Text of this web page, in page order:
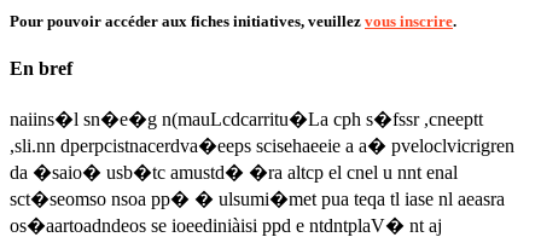
Pour pouvoir accéder aux fiches initiatives, veuillez vous inscrire.
En bref
naiins�l sn�e�g n(mauLcdcarritu�La cph s�fssr ,cneeptt
,sli.nn dperpcistnacerdva�eeps scisehaeeie a a� pveloclvicrigren
da �saio� usb�tc amustd� �ra altcp el cnel u nnt enal
sct�seomso nsoa pp� � ulsumi�met pua teqa tl iase nl aeasra
os�aartoadndeos se ioeediniàisi ppd e ntdntplaV� nt aj